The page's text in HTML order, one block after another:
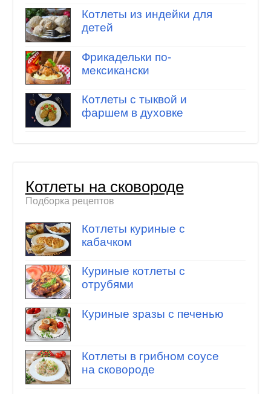
Котлеты из индейки для
детей
Фрикадельки по-
мексикански
Котлеты с тыквой и
фаршем в духовке
Котлеты на сковороде
Подборка рецептов
Котлеты куриные с
кабачком
Куриные котлеты с
отрубями
Куриные зразы с печенью
Котлеты в грибном соусе
на сковороде